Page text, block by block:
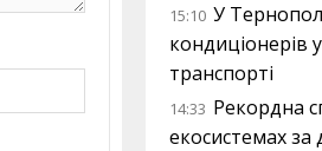
15:10 У
кондиціонерів
транспорті
14:33 Рекордна
екосистемах за